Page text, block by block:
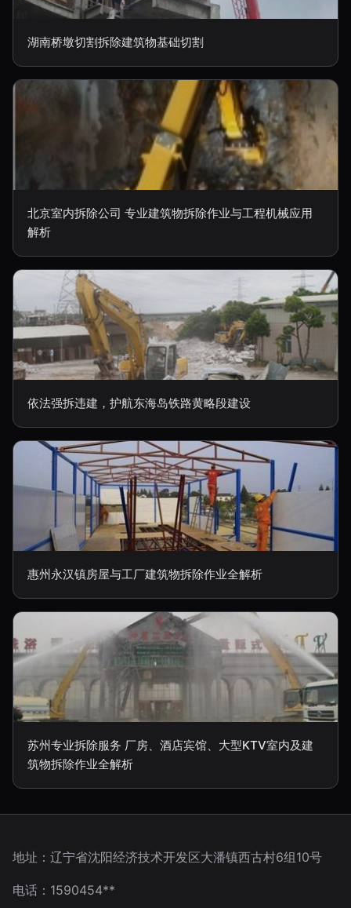
湖南桥墩切割拆除建筑物基础切割
北京室内拆除公司 专业建筑物拆除作业与工程机械应用
解析
依法强拆违建，护航东海岛铁路黄略段建设
惠州永汉镇房屋与工厂建筑物拆除作业全解析
苏州专业拆除服务 厂房、酒店宾馆、大型KTV室内及建
筑物拆除作业全解析
地址：辽宁省沈阳经济技术开发区大潘镇西古村6组10号
电话：1590454**